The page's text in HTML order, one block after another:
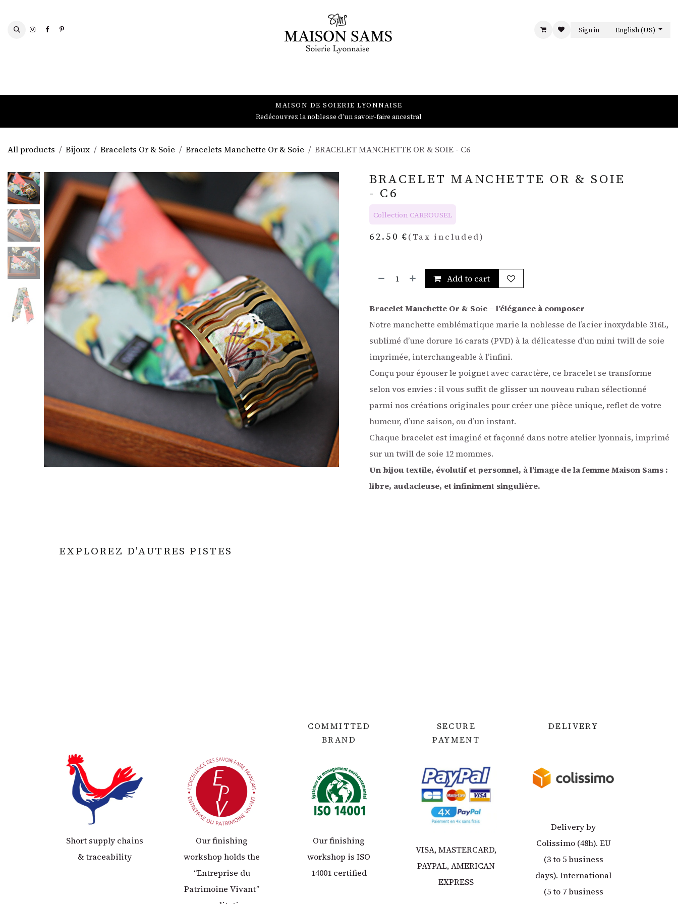
Sign in English (US)
MAISON DE SOIERIE LYONNAISE
Redécouvrez la noblesse d’un savoir-faire ancestral
All products Bijoux Bracelets Or & Soie Bracelets Manchette Or & Soie BRACELET MANCHETTE OR & SOIE - C6
BRACELET MANCHETTE OR & SOIE
- C6
Collection CARROUSEL
62.50 €(Tax included)
Add to cart
Bracelet Manchette Or & Soie – l’élégance à composer
Notre manchette emblématique marie la noblesse de l’acier inoxydable 316L,
sublimé d’une dorure 16 carats (PVD) à la délicatesse d’un mini twill de soie
imprimée, interchangeable à l’infini.
Conçu pour épouser le poignet avec caractère, ce bracelet se transforme
selon vos envies : il vous suffit de glisser un nouveau ruban sélectionné
parmi nos créations originales pour créer une pièce unique, reflet de votre
humeur, d’une saison, ou d’un instant.
Chaque bracelet est imaginé et façonné dans notre atelier lyonnais, imprimé
sur un twill de soie 12 mommes.
Un bijou textile, évolutif et personnel, à l’image de la femme Maison Sams :
libre, audacieuse, et infiniment singulière.
EXPLOREZ D'AUTRES PISTES
Short supply chains
& traceability
Our finishing
workshop holds the
“Entreprise du
Patrimoine Vivant”
COMMITTED
BRAND
Our finishing
workshop is ISO
14001 certified
SECURE
PAYMENT
VISA, MASTERCARD,
PAYPAL, AMERICAN
EXPRESS
DELIVERY
Delivery by
Colissimo (48h). EU
(3 to 5 business
days). International
(5 to 7 business